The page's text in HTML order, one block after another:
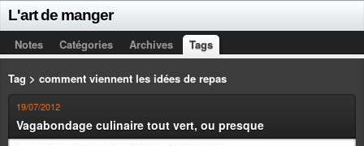
L'art de manger
Notes Catégories Archives Tags
Tag > comment viennent les idées de repas
19/07/2012
Vagabondage culinaire tout vert, ou presque